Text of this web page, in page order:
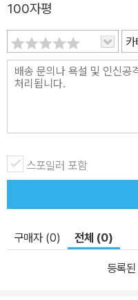
100자평
카
스포일러 포함
구매자 (0) 전체 (0)
등록